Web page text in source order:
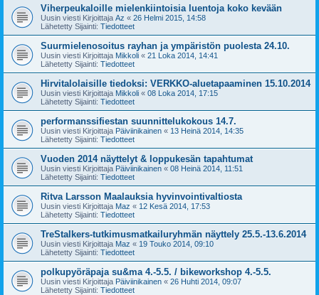
Viherpeukaloille mielenkiintoisia luentoja koko kevään
Uusin viesti Kirjoittaja Az « 26 Helmi 2015, 14:58
Lähetetty Sijainti: Tiedotteet
Suurmielenosoitus rayhan ja ympäristön puolesta 24.10.
Uusin viesti Kirjoittaja Mikkoli « 21 Loka 2014, 14:41
Lähetetty Sijainti: Tiedotteet
Hirvitalolaisille tiedoksi: VERKKO-aluetapaaminen 15.10.2014
Uusin viesti Kirjoittaja Mikkoli « 08 Loka 2014, 17:15
Lähetetty Sijainti: Tiedotteet
performanssifiestan suunnittelukokous 14.7.
Uusin viesti Kirjoittaja Päiviinikainen « 13 Heinä 2014, 14:35
Lähetetty Sijainti: Tiedotteet
Vuoden 2014 näyttelyt & loppukesän tapahtumat
Uusin viesti Kirjoittaja Päiviinikainen « 08 Heinä 2014, 11:51
Lähetetty Sijainti: Tiedotteet
Ritva Larsson Maalauksia hyvinvointivaltiosta
Uusin viesti Kirjoittaja Maz « 12 Kesä 2014, 17:53
Lähetetty Sijainti: Tiedotteet
TreStalkers-tutkimusmatkailuryhmän näyttely 25.5.-13.6.2014
Uusin viesti Kirjoittaja Maz « 19 Touko 2014, 09:10
Lähetetty Sijainti: Tiedotteet
polkupyöräpaja su&ma 4.-5.5. / bikeworkshop 4.-5.5.
Uusin viesti Kirjoittaja Päiviinikainen « 26 Huhti 2014, 09:07
Lähetetty Sijainti: Tiedotteet